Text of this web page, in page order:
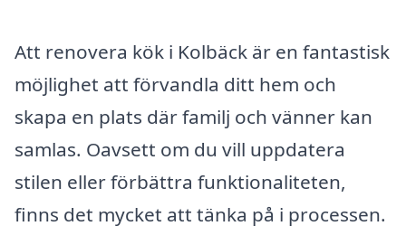
Att renovera kök i Kolbäck är en fantastisk
möjlighet att förvandla ditt hem och
skapa en plats där familj och vänner kan
samlas. Oavsett om du vill uppdatera
stilen eller förbättra funktionaliteten,
finns det mycket att tänka på i processen.